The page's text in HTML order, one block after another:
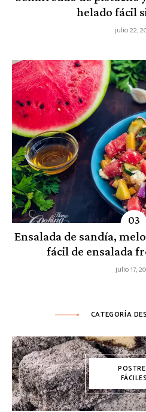
helado fácil
julio 22,
Ensalada de sandía,
fácil de ensalada
julio 17,
CATEGORÍA
FÁCILES